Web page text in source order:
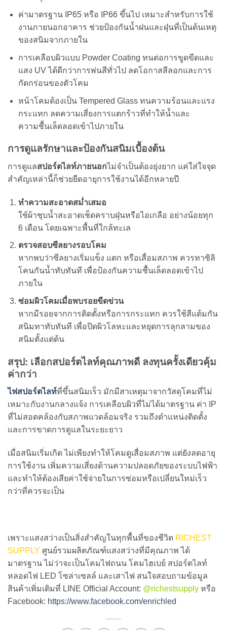
ค่ามาตรฐาน IP65 หรือ IP66 ขึ้นไป เหมาะสำหรับการใช้
งานภายนอกอาคาร ช่วยป้องกันน้ำฝนและฝุ่นที่เป็นต้นเหตุ
ของสนิมจากภายใน
การเคลือบผิวแบบ Powder Coating ทนต่อการขูดขีดและ
แสง UV ได้ดีกว่าการพ่นสีทั่วไป ลดโอกาสสีลอกและการ
กัดกร่อนของตัวโคม
หน้าโคมต้องเป็น Tempered Glass ทนความร้อนและแรง
กระแทก ลดความเสี่ยงการแตกร้าวที่ทำให้น้ำและ
ความชื้นเล็ดลอดเข้าไปภายใน
การดูแลรักษาและป้องกันสนิมเบื้องต้น
การดูแลสปอร์ตไลท์ภายนอกไม่จำเป็นต้องยุ่งยาก แค่ใส่ใจจุด
สำคัญเหล่านี้ก็ช่วยยืดอายุการใช้งานได้อีกหลายปี
ทำความสะอาดสม่ำเสมอ
ใช้ผ้าชุบน้ำสะอาดเช็ดคราบฝุ่นหรือไอเกลือ อย่างน้อยทุก
6 เดือน โดยเฉพาะพื้นที่ใกล้ทะเล
ตรวจสอบซีลยางรอบโคม
หากพบว่าซีลยางเริ่มแข็ง แตก หรือเสื่อมสภาพ ควรทาซิลิ
โคนกันน้ำทับทันที เพื่อป้องกันความชื้นเล็ดลอดเข้าไป
ภายใน
ซ่อมผิวโคมเมื่อพบรอยขีดข่วน
หากมีรอยจากการติดตั้งหรือการกระแทก ควรใช้สีแต้มกัน
สนิมทาทับทันที เพื่อปิดผิวโลหะและหยุดการลุกลามของ
สนิมตั้งแต่ต้น
สรุป: เลือกสปอร์ตไลท์คุณภาพดี ลงทุนครั้งเดียวคุ้ม
ค่ากว่า
ไฟสปอร์ตไลท์ที่ขึ้นสนิมเร็ว มักมีสาเหตุมาจากวัสดุโคมที่ไม่
เหมาะกับงานกลางแจ้ง การเคลือบผิวที่ไม่ได้มาตรฐาน ค่า IP
ที่ไม่สอดคล้องกับสภาพแวดล้อมจริง รวมถึงตำแหน่งติดตั้ง
และการขาดการดูแลในระยะยาว
เมื่อสนิมเริ่มเกิด ไม่เพียงทำให้โคมดูเสื่อมสภาพ แต่ยังลดอายุ
การใช้งาน เพิ่มความเสี่ยงด้านความปลอดภัยของระบบไฟฟ้า
และทำให้ต้องเสียค่าใช้จ่ายในการซ่อมหรือเปลี่ยนใหม่เร็ว
กว่าที่ควรจะเป็น
เพราะแสงสว่างเป็นสิ่งสำคัญในทุกพื้นที่ของชีวิต RICHEST
SUPPLY ศูนย์รวมผลิตภัณฑ์แสงสว่างที่มีคุณภาพ ได้
มาตรฐาน ไม่ว่าจะเป็นโคมไฟถนน โคมไฮเบย์ สปอร์ตไลท์
หลอดไฟ LED โซล่าเซลล์ และเสาไฟ สนใจสอบถามข้อมูล
สินค้าเพิ่มเติมที่ LINE Official Account: @richestsupply หรือ
Facebook: https://www.facebook.com/enrichled